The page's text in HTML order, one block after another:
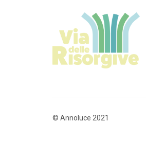
© Annoluce 2021